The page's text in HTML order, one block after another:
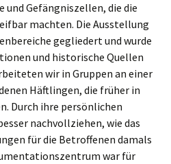
Gefängniszellen, die die
machten. Die Ausstellung
gegliedert und wurde
und historische Quellen
wir in Gruppen an einer
Häftlingen, die früher in
Durch ihre persönlichen
nachvollziehen, wie das
für die Betroffenen damals
war für